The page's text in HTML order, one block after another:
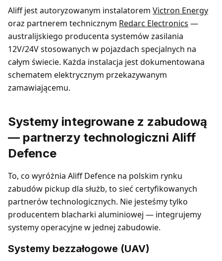
Aliff jest autoryzowanym instalatorem Victron Energy
oraz partnerem technicznym Redarc Electronics —
australijskiego producenta systemów zasilania
12V/24V stosowanych w pojazdach specjalnych na
całym świecie. Każda instalacja jest dokumentowana
schematem elektrycznym przekazywanym
zamawiającemu.
Systemy integrowane z zabudową
— partnerzy technologiczni Aliff
Defence
To, co wyróżnia Aliff Defence na polskim rynku
zabudów pickup dla służb, to sieć certyfikowanych
partnerów technologicznych. Nie jesteśmy tylko
producentem blacharki aluminiowej — integrujemy
systemy operacyjne w jednej zabudowie.
Systemy bezzałogowe (UAV)